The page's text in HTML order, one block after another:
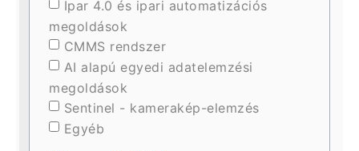
Ipar 4.0 és ipari automatizációs
megoldások
CMMS rendszer
AI alapú egyedi adatelemzési
megoldások
Sentinel - kamerakép-elemzés
Egyéb